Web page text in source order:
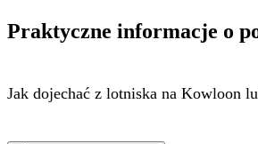
Praktyczne informacje o
Jak dojechać z lotniska na Kowloon